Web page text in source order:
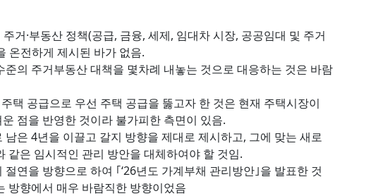
거·부동산 정책(공급, 금융, 세제, 임대차 시장, 공공임대 및 주거
온전하게 제시된 바가 없음.
준의 주거부동산 대책을 몇차례 내놓는 것으로 대응하는 것은 바람
택 공급으로 우선 주택 공급을 뚫고자 한 것은 현재 주택시장이
점을 반영한 것이라 불가피한 측면이 있음.
은 4년을 이끌고 갈지 방향을 제대로 제시하고, 그에 맞는 새로
같은 임시적인 관리 방안을 대체하여야 할 것임.
연을 방향으로 하여 ｢‘26년도 가계부채 관리방안｣을 발표한 것
방향에서 매우 바람직한 방향이었음